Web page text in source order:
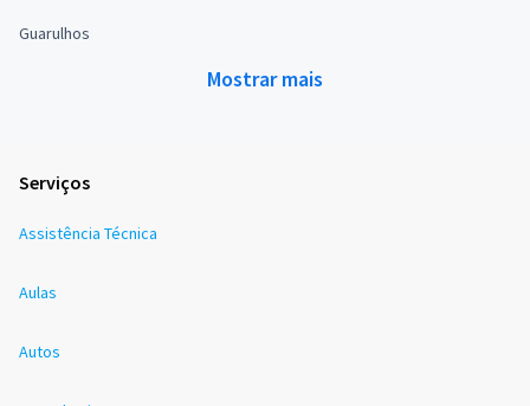
Guarulhos
Mostrar mais
Serviços
Assistência Técnica
Aulas
Autos